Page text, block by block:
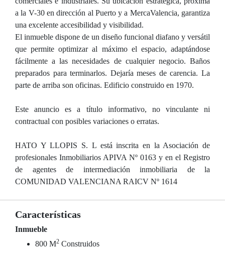
a la V-30 en dirección al Puerto y a MercaValencia, garantiza
una excelente accesibilidad y visibilidad.
El inmueble dispone de un diseño funcional diafano y versátil
que permite optimizar al máximo el espacio, adaptándose
fácilmente a las necesidades de cualquier negocio. Baños
preparados para terminarlos. Dejaría meses de carencia. La
parte de arriba son oficinas. Edificio construido en 1970.
Este anuncio es a título informativo, no vinculante ni
contractual con posibles variaciones o erratas.
HATO Y LLOPIS S. L está inscrita en la Asociación de
profesionales Inmobiliarios APIVA Nº 0163 y en el Registro
de agentes de intermediación inmobiliaria de la
COMUNIDAD VALENCIANA RAICV Nº 1614
Características
Inmueble
800 M2 Construidos